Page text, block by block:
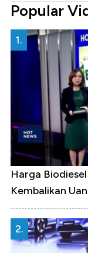
Popular
1.
Harga
Kembalikan
2.